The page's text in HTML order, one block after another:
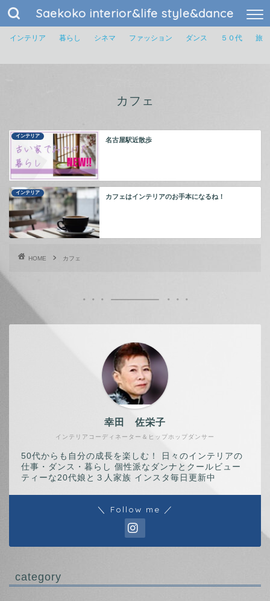
Saekoko interior&life style&dance
インテリア 暮らし シネマ ファッション ダンス ５０代 旅
カフェ
インテリア
名古屋駅近散歩
インテリア
カフェはインテリアのお手本になるね！
HOME カフェ
インテリアコーディネーター＆ヒップホップダンサー
幸田 佐栄子
50代からも自分の成長を楽しむ！ 日々のインテリアの
仕事・ダンス・暮らし 個性派なダンナとクールビュー
ティーな20代娘と３人家族 インスタ毎日更新中
＼ Follow me ／
category